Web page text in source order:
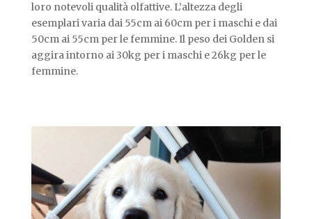
loro notevoli qualità olfattive. L’altezza degli
esemplari varia dai 55cm ai 60cm per i maschi e dai
50cm ai 55cm per le femmine. Il peso dei Golden si
aggira intorno ai 30kg per i maschi e 26kg per le
femmine.